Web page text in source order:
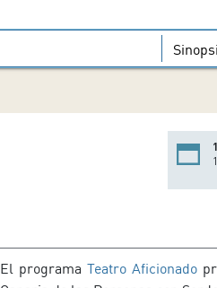
El programa Teatro Aficionado